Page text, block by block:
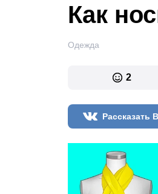
Как
Одежда
2
Рассказать